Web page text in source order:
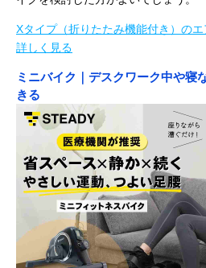
Xタイプ（折りたたみ機能付き）の
詳しく見る
ミニバイク｜デスクワーク中や寝
きる